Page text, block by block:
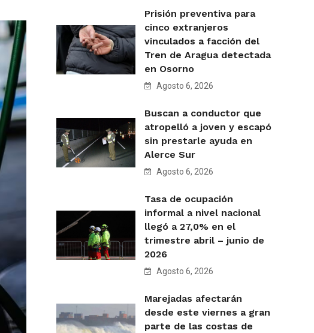
Prisión preventiva para
cinco extranjeros
vinculados a facción del
Tren de Aragua detectada
en Osorno
Agosto 6, 2026
Buscan a conductor que
atropelló a joven y escapó
sin prestarle ayuda en
Alerce Sur
Agosto 6, 2026
Tasa de ocupación
informal a nivel nacional
llegó a 27,0% en el
trimestre abril – junio de
2026
Agosto 6, 2026
Marejadas afectarán
desde este viernes a gran
parte de las costas de